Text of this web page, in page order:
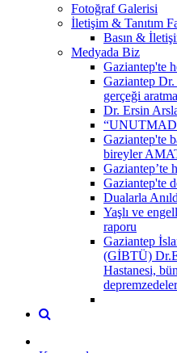
Fotoğraf Galerisi
İletişim & Tanıtım
Basın &
Medyada Biz
Gaziantep'te
Gaziantep Dr.
gerçeği
Dr. Ersin
Gaziantep'te
bireyler
Gaziantep’te
Gaziantep'te
Dualarla
Yaşlı ve
raporu
Gaziantep
(GİBTÜ)
Hastanesi,